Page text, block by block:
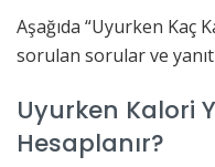
Aşağıda “Uyurken Kaç
sorulan sorular ve
Uyurken Kalori
Hesaplanır?